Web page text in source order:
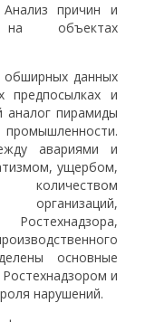
причин и
на объектах
обширных данных
предпосылках и
аналог пирамиды
авариями и
ущербом,
основные
и
нарушений.